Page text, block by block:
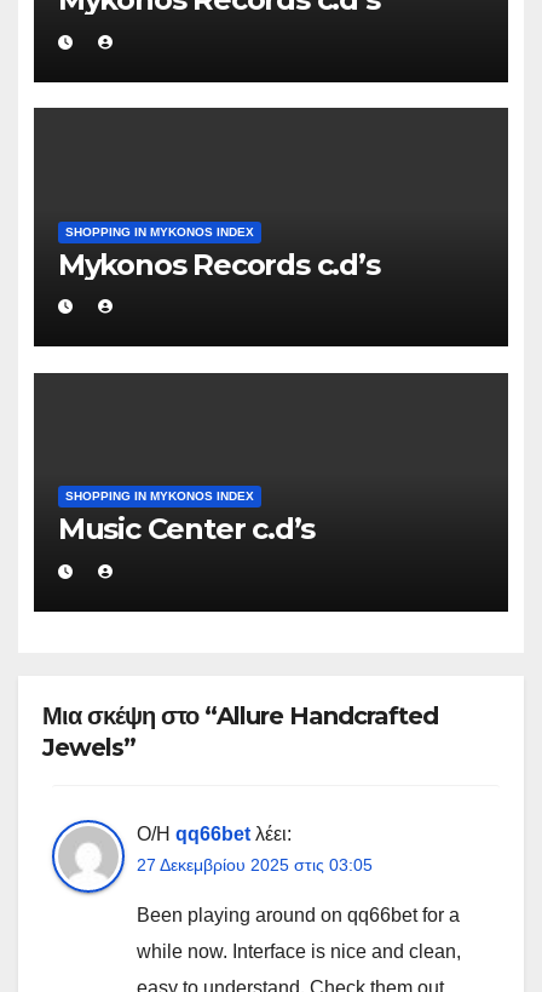
SHOPPING IN MYKONOS INDEX
Mykonos Records c.d’s
SHOPPING IN MYKONOS INDEX
Music Center c.d’s
Μια σκέψη στο “Allure Handcrafted
Jewels”
Ο/Η qq66bet λέει:
27 Δεκεμβρίου 2025 στις 03:05
Been playing around on qq66bet for a
while now. Interface is nice and clean,
easy to understand. Check them out